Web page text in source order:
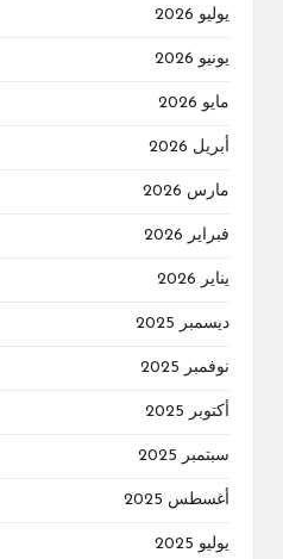
يوليو 2026
يونيو 2026
مايو 2026
أبريل 2026
مارس 2026
فبراير 2026
يناير 2026
ديسمبر 2025
نوفمبر 2025
أكتوبر 2025
سبتمبر 2025
أغسطس 2025
يوليو 2025